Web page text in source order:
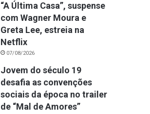
“A Última Casa”, suspense
com Wagner Moura e
Greta Lee, estreia na
Netflix
07/08/2026
Jovem do século 19
desafia as convenções
sociais da época no trailer
de “Mal de Amores”